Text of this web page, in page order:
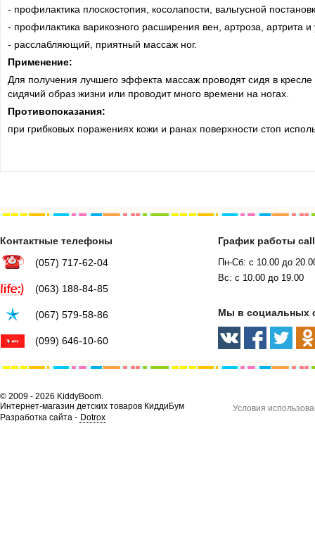
- профилактика плоскостопия, косолапости, вальгусной
- профилактика варикозного расширения вен, артроза, артрита и
- расслабляющий, приятный массаж ног.
Применение:
Для получения лучшего эффекта массаж проводят сидя в
сидячий образ жизни или проводит много времени на ногах.
Противопоказания:
при грибковых поражениях кожи и ранах поверхности стоп
Контактные телефоны
(057) 717-62-04
(063) 188-84-85
(067) 579-58-86
(099) 646-10-60
График работы
Пн-Сб: с 10.00 до
Вс: с 10.00 до 19.00
Мы в социальных
© 2009 - 2026 KiddyBoom.
Интернет-магазин детских товаров КиддиБум
Разработка сайта - Dotrox
Условия